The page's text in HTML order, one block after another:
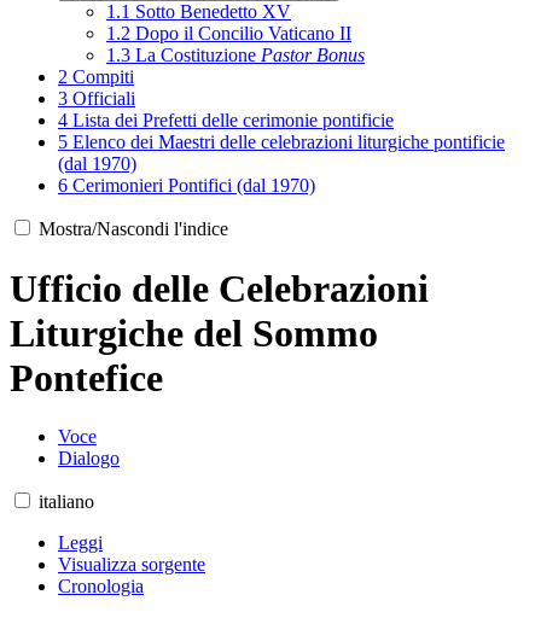
1.1 Sotto Benedetto XV
1.2 Dopo il Concilio Vaticano II
1.3 La Costituzione Pastor Bonus
2 Compiti
3 Officiali
4 Lista dei Prefetti delle cerimonie pontificie
5 Elenco dei Maestri delle celebrazioni liturgiche pontificie
(dal 1970)
6 Cerimonieri Pontifici (dal 1970)
Mostra/Nascondi l'indice
Ufficio delle Celebrazioni
Liturgiche del Sommo
Pontefice
Voce
Dialogo
italiano
Leggi
Visualizza sorgente
Cronologia